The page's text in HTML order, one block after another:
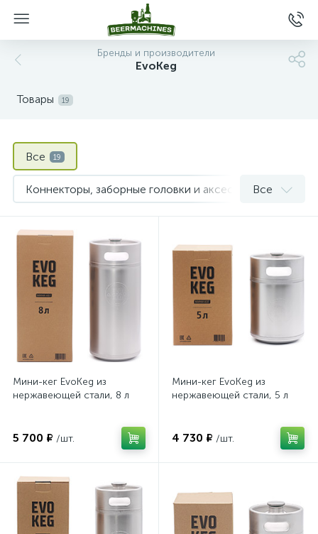
Бренды и производители
EvoKeg
Товары 19
Все 19
Коннекторы, заборные головки и аксессуары для кегов
Все
Мини-кег EvoKeg из
нержавеющей стали, 8 л
5 700 ₽ /шт.
Мини-кег EvoKeg из
нержавеющей стали, 5 л
4 730 ₽ /шт.